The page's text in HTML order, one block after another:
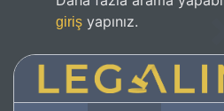
giriş yapınız.